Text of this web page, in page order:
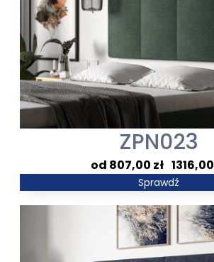
ZPN023
807,00 zł 1316,00
Zakres
807,00 zł
1316,00 zł
Sprawdź